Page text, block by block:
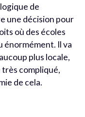
de
une décision pour
où des écoles
énormément. Il va
plus locale,
compliqué,
de cela.